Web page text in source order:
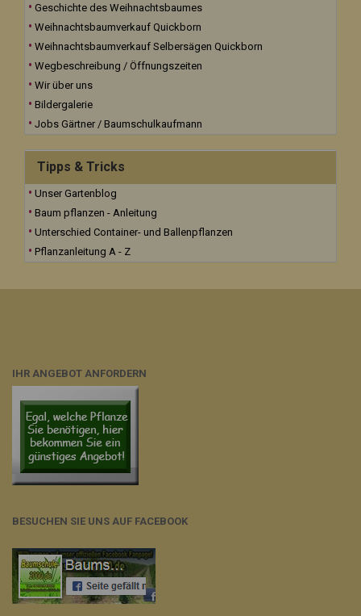
Geschichte des Weihnachtsbaumes
Weihnachtsbaumverkauf Quickborn
Weihnachtsbaumverkauf Selbersägen Quickborn
Wegbeschreibung / Öffnungszeiten
Wir über uns
Bildergalerie
Jobs Gärtner / Baumschulkaufmann
Tipps & Tricks
Unser Gartenblog
Baum pflanzen - Anleitung
Unterschied Container- und Ballenpflanzen
Pflanzanleitung A - Z
IHR ANGEBOT ANFORDERN
BESUCHEN SIE UNS AUF FACEBOOK